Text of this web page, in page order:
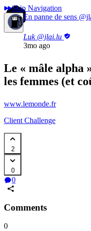
Skip Navigation
En panne de sens
Luk @jlai.lu
3mo ago
Le « mâle alpha
les femmes (et
www.lemonde.fr
Client Challenge
2
0
0
Comments
0